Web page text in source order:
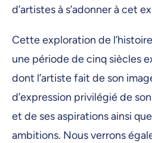
d’artistes à s’adonner à cet
Cette exploration de
une période de cinq siècles
dont l’artiste fait de son
d’expression privilégié de
et de ses aspirations ainsi
ambitions. Nous verrons